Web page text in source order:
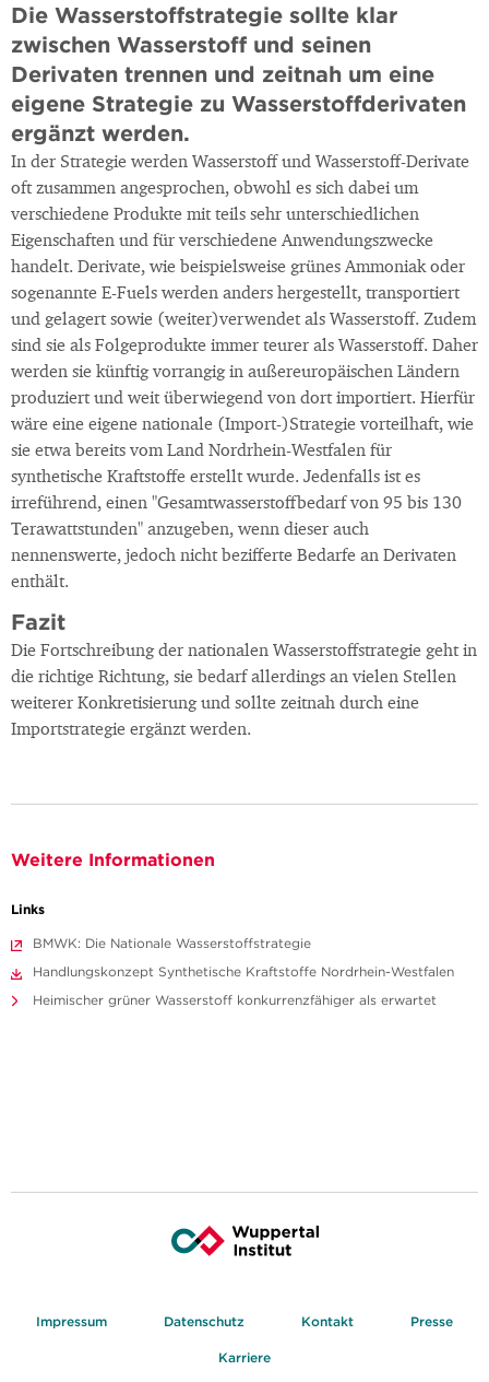
Die Wasserstoffstrategie sollte klar
zwischen Wasserstoff und seinen
Derivaten trennen und zeitnah um eine
eigene Strategie zu Wasserstoffderivaten
ergänzt werden.
In der Strategie werden Wasserstoff und Wasserstoff-Derivate
oft zusammen angesprochen, obwohl es sich dabei um
verschiedene Produkte mit teils sehr unterschiedlichen
Eigenschaften und für verschiedene Anwendungszwecke
handelt. Derivate, wie beispielsweise grünes Ammoniak oder
sogenannte E-Fuels werden anders hergestellt, transportiert
und gelagert sowie (weiter)verwendet als Wasserstoff. Zudem
sind sie als Folgeprodukte immer teurer als Wasserstoff. Daher
werden sie künftig vorrangig in außereuropäischen Ländern
produziert und weit überwiegend von dort importiert. Hierfür
wäre eine eigene nationale (Import-)Strategie vorteilhaft, wie
sie etwa bereits vom Land Nordrhein-Westfalen für
synthetische Kraftstoffe erstellt wurde. Jedenfalls ist es
irreführend, einen "Gesamtwasserstoffbedarf von 95 bis 130
Terawattstunden" anzugeben, wenn dieser auch
nennenswerte, jedoch nicht bezifferte Bedarfe an Derivaten
enthält.
Fazit
Die Fortschreibung der nationalen Wasserstoffstrategie geht in
die richtige Richtung, sie bedarf allerdings an vielen Stellen
weiterer Konkretisierung und sollte zeitnah durch eine
Importstrategie ergänzt werden.
Weitere Informationen
Links
BMWK: Die Nationale Wasserstoffstrategie
Handlungskonzept Synthetische Kraftstoffe Nordrhein-Westfalen
Heimischer grüner Wasserstoff konkurrenzfähiger als erwartet
Impressum Datenschutz Kontakt Presse
Karriere